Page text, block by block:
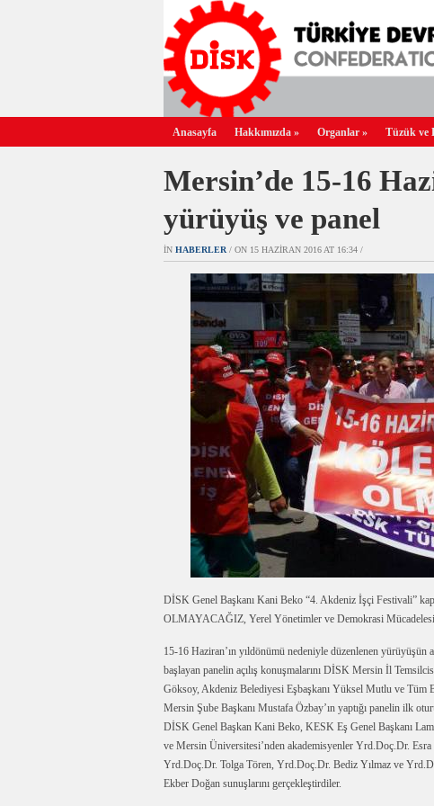
Anasayfa Hakkımızda » Organlar » Tüzük ve
Mersin’de 15-16
yürüyüş ve panel
IN HABERLER / ON 15 HAZIRAN 2016 AT 16:34 /
DİSK Genel Başkanı Kani Beko “4. Akdeniz İşçi Festivali”
OLMAYACAĞIZ, Yerel Yönetimler ve Demokrasi
15-16 Haziran’ın yıldönümü nedeniyle düzenlenen yürüyüşün
başlayan panelin açılış konuşmalarını DİSK Mersin İl
Göksoy, Akdeniz Belediyesi Eşbaşkanı Yüksel Mutlu ve Tüm
Mersin Şube Başkanı Mustafa Özbay’ın yaptığı panelin ilk
DİSK Genel Başkan Kani Beko, KESK Eş Genel Başkanı
ve Mersin Üniversitesi’nden akademisyenler Yrd.Doç.Dr.
Yrd.Doç.Dr. Tolga Tören, Yrd.Doç.Dr. Bediz Yılmaz ve
Ekber Doğan sunuşlarını gerçekleştirdiler.